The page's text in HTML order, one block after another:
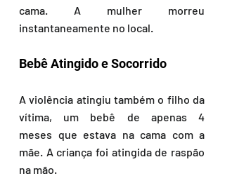
cama. A mulher morreu
instantaneamente no local.
Bebê Atingido e Socorrido
A violência atingiu também o filho da
vítima, um bebê de apenas 4
meses que estava na cama com a
mãe. A criança foi atingida de raspão
na mão.